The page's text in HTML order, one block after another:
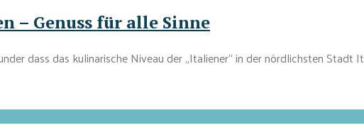
– Genuss für alle Sinne
dass das kulinarische Niveau der „Italiener“ in der nördlichsten